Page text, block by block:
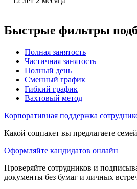
Быстрые фильтры
Полная занятость
Частичная занятость
Полный день
Сменный график
Гибкий график
Вахтовый метод
Корпоративная поддержка
Какой соцпакет вы предлагаете
Оформляйте кандидатов онлайн
Проверяйте сотрудников и
документы без бумаг и личных